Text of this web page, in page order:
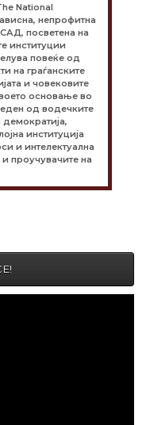
National
непрофитна
посветена на
институции
повеќе од
на граѓанските
и човековите
основање во
од водечките
институција
и интелектуална
проучувачите на